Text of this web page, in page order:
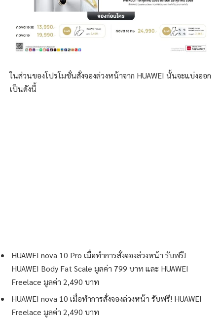
ในส่วนของโปรโมชั่นสั่งจองล่วงหน้าจาก HUAWEI นั้นจะแบ่งออก
เป็นดังนี้
HUAWEI nova 10 Pro เมื่อทำการสั่งจองล่วงหน้า รับฟรี!
HUAWEI Body Fat Scale มูลค่า 799 บาท และ HUAWEI
Freelace มูลค่า 2,490 บาท
HUAWEI nova 10 เมื่อทำการสั่งจองล่วงหน้า รับฟรี! HUAWEI
Freelace มูลค่า 2,490 บาท